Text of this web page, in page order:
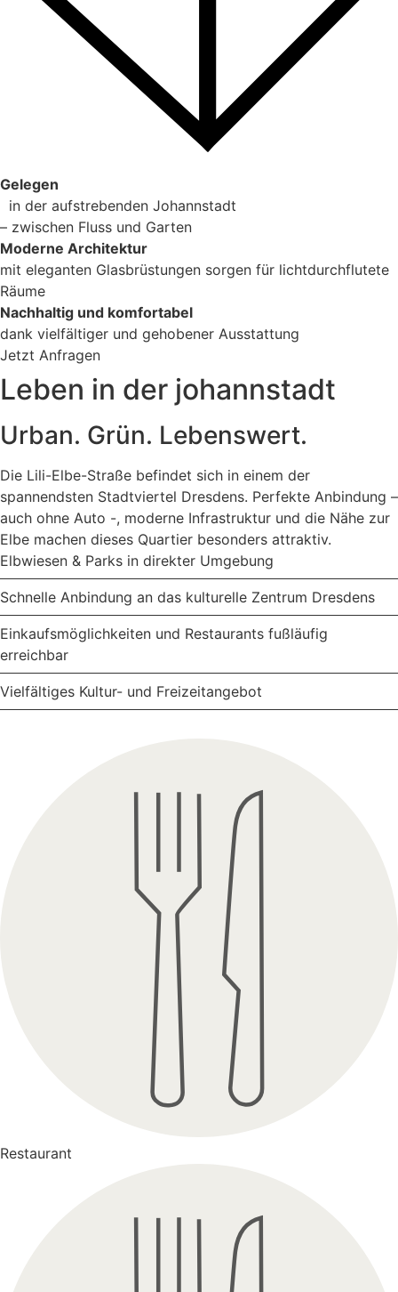
Gelegen
in der aufstrebenden Johannstadt
– zwischen Fluss und Garten
Moderne Architektur
mit eleganten Glasbrüstungen sorgen für lichtdurchflutete
Räume
Nachhaltig und komfortabel
dank vielfältiger und gehobener Ausstattung
Jetzt Anfragen
Leben in der johannstadt
Urban. Grün. Lebenswert.
Die Lili-Elbe-Straße befindet sich in einem der
spannendsten Stadtviertel Dresdens. Perfekte Anbindung –
auch ohne Auto -, moderne Infrastruktur und die Nähe zur
Elbe machen dieses Quartier besonders attraktiv.
Elbwiesen & Parks in direkter Umgebung
Schnelle Anbindung an das kulturelle Zentrum Dresdens
Einkaufsmöglichkeiten und Restaurants fußläufig
erreichbar
Vielfältiges Kultur- und Freizeitangebot
Restaurant